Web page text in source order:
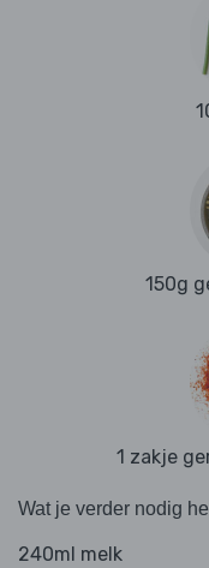
150g
1 zakje
Wat je verder nodig
240ml melk